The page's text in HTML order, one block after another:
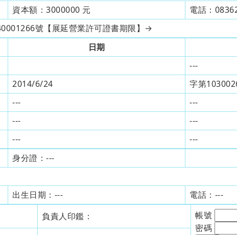
資本額：3000000 元 電話：
號【展延營業許可證書期限】→
日期
---
2014/6/24
字第
---
---
---
---
--- ---
身分證：---
出生日期： --- 電話： ---
負責人印鑑：
帳號
密碼